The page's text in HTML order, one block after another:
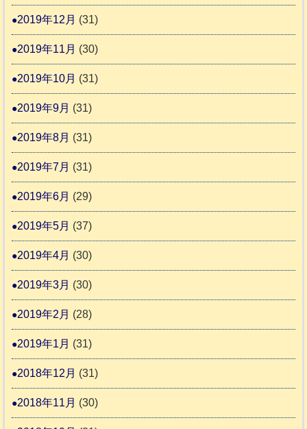
2019年12月 (31)
2019年11月 (30)
2019年10月 (31)
2019年9月 (31)
2019年8月 (31)
2019年7月 (31)
2019年6月 (29)
2019年5月 (37)
2019年4月 (30)
2019年3月 (30)
2019年2月 (28)
2019年1月 (31)
2018年12月 (31)
2018年11月 (30)